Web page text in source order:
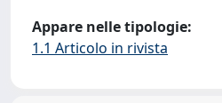
Appare nelle tipologie:
1.1 Articolo in rivista